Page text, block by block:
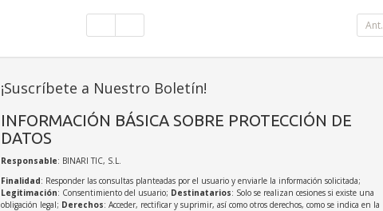
Ant.
¡Suscríbete a Nuestro Boletín!
INFORMACIÓN BÁSICA SOBRE PROTECCIÓN DE
DATOS
Responsable: BINARI TIC, S.L.
Finalidad: Responder las consultas planteadas por el usuario y enviarle la información solicitada;
Legitimación: Consentimiento del usuario; Destinatarios: Solo se realizan cesiones si existe una
obligación legal; Derechos: Acceder, rectificar y suprimir, así como otros derechos, como se indica en la